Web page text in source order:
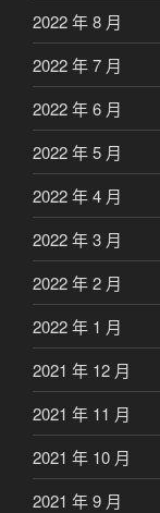
2022 年 8 月
2022 年 7 月
2022 年 6 月
2022 年 5 月
2022 年 4 月
2022 年 3 月
2022 年 2 月
2022 年 1 月
2021 年 12 月
2021 年 11 月
2021 年 10 月
2021 年 9 月